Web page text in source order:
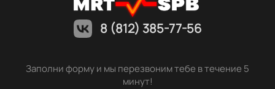
8 (812) 385-77-56
Заполни форму и мы перезвоним тебе в течение 5
минут!